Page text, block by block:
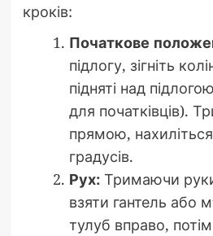
кроків:
Початкове
підлогу, зігніть
підняті над
для початківців).
прямою,
градусів.
Рух:Тримаючи
взяти гантель або
тулуб вправо,